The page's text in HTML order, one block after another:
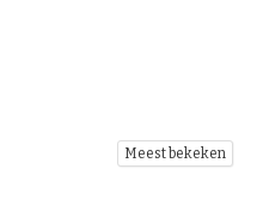
Meest bekeken